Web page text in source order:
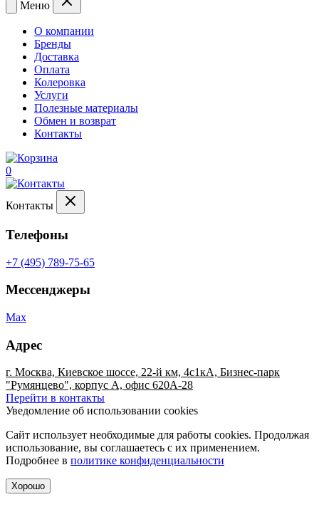
Меню
О компании
Бренды
Доставка
Оплата
Колеровка
Услуги
Полезные материалы
Обмен и возврат
Контакты
0
Контакты
Телефоны
+7 (495) 789-75-65
Мессенджеры
Max
Адрес
г. Москва, Киевское шоссе, 22-й км, 4с1кА, Бизнес-парк
"Румянцево", корпус А, офис 620А-28
Перейти в контакты
Уведомление об использовании cookies
Сайт использует необходимые для работы cookies. Продолжая
использование, вы соглашаетесь с их применением.
Подробнее в политике конфиденциальности
Хорошо